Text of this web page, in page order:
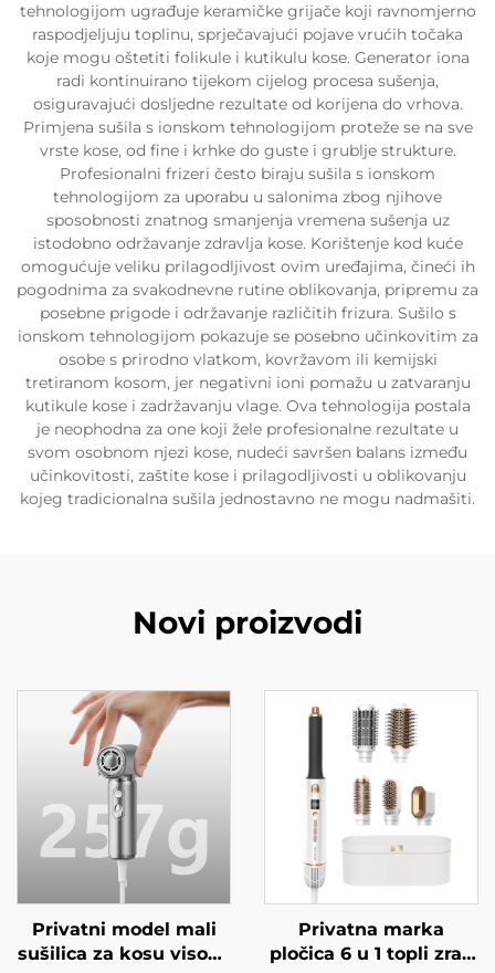
tehnologijom ugrađuje keramičke grijače koji ravnomjerno
raspodjeljuju toplinu, sprječavajući pojave vrućih točaka
koje mogu oštetiti folikule i kutikulu kose. Generator iona
radi kontinuirano tijekom cijelog procesa sušenja,
osiguravajući dosljedne rezultate od korijena do vrhova.
Primjena sušila s ionskom tehnologijom proteže se na sve
vrste kose, od fine i krhke do guste i grublje strukture.
Profesionalni frizeri često biraju sušila s ionskom
tehnologijom za uporabu u salonima zbog njihove
sposobnosti znatnog smanjenja vremena sušenja uz
istodobno održavanje zdravlja kose. Korištenje kod kuće
omogućuje veliku prilagodljivost ovim uređajima, čineći ih
pogodnima za svakodnevne rutine oblikovanja, pripremu za
posebne prigode i održavanje različitih frizura. Sušilo s
ionskom tehnologijom pokazuje se posebno učinkovitim za
osobe s prirodno vlatkom, kovržavom ili kemijski
tretiranom kosom, jer negativni ioni pomažu u zatvaranju
kutikule kose i zadržavanju vlage. Ova tehnologija postala
je neophodna za one koji žele profesionalne rezultate u
svom osobnom njezi kose, nudeći savršen balans između
učinkovitosti, zaštite kose i prilagodljivosti u oblikovanju
kojeg tradicionalna sušila jednostavno ne mogu nadmašiti.
Novi proizvodi
Privatni model mali
sušilica za kosu visoke
Privatna marka
pločica 6 u 1 topli zrak